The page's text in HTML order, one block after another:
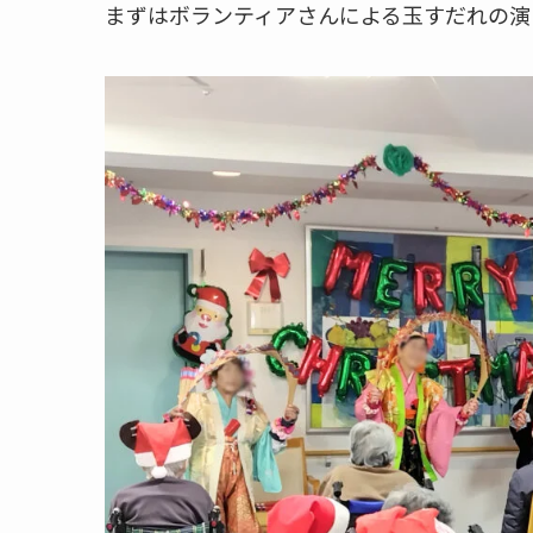
まずはボランティアさんによる玉すだれの